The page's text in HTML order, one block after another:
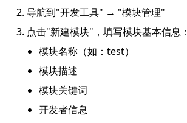
导航到"开发工具" → "模块管理"
点击"新建模块"，填写模块基本信息：
模块名称（如：test）
模块描述
模块关键词
开发者信息